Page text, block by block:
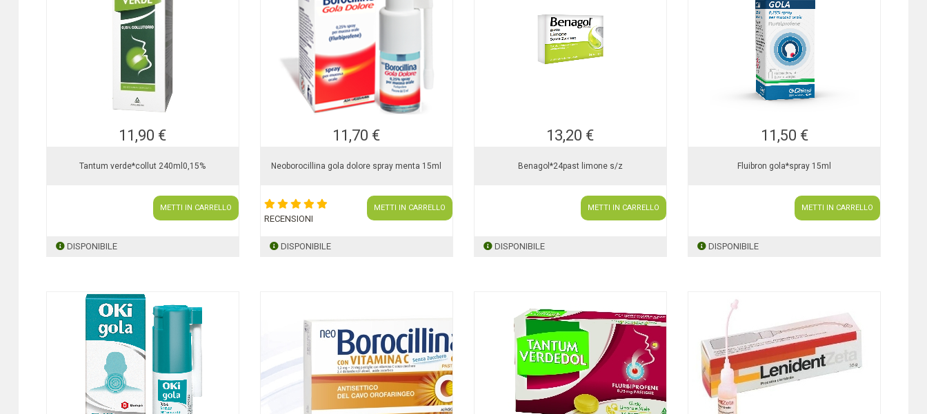
11,90 €
Tantum verde*collut 240ml0,15%
METTI IN CARRELLO
DISPONIBILE
11,70 €
Neoborocillina gola dolore spray menta 15ml
RECENSIONI
METTI IN CARRELLO
DISPONIBILE
13,20 €
Benagol*24past limone s/z
METTI IN CARRELLO
DISPONIBILE
11,50 €
Fluibron gola*spray 15ml
METTI IN CARRELLO
DISPONIBILE